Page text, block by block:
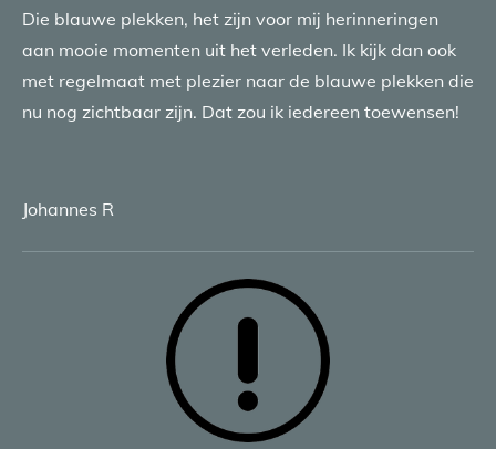
Die blauwe plekken, het zijn voor mij herinneringen
aan mooie momenten uit het verleden. Ik kijk dan ook
met regelmaat met plezier naar de blauwe plekken die
nu nog zichtbaar zijn. Dat zou ik iedereen toewensen!
Johannes R